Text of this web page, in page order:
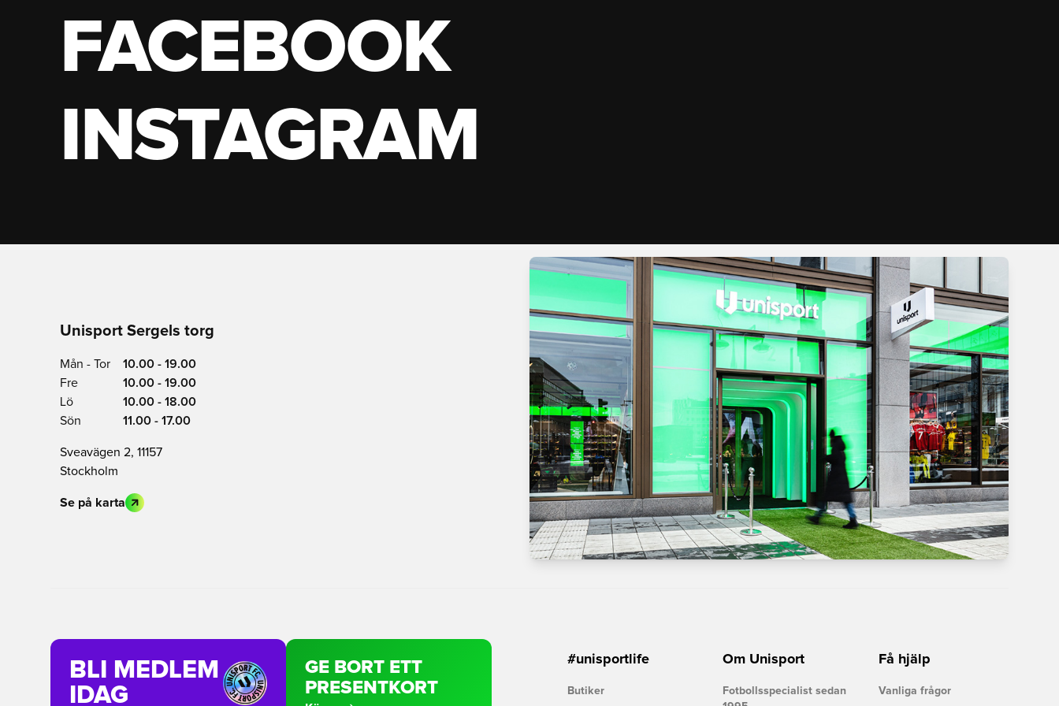
FACEBOOK
INSTAGRAM
Unisport Sergels torg
Mån - Tor
10.00 - 19.00
Fre
10.00 - 19.00
Lö
10.00 - 18.00
Sön
11.00 - 17.00
Sveavägen 2, 11157
Stockholm
Se på karta
BLI MEDLEM
IDAG
GE BORT ETT
PRESENTKORT
#unisportlife
Butiker
Om Unisport
Fotbollsspecialist sedan
Få hjälp
Vanliga frågor